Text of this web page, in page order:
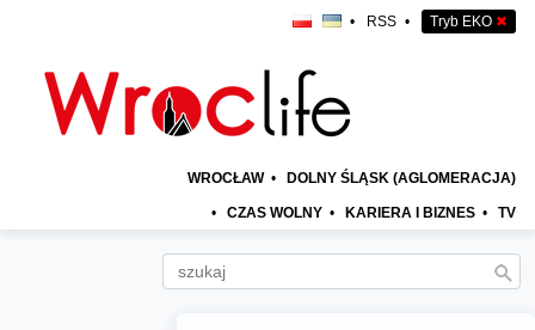
• RSS • Tryb EKO ✖
WROCŁAW • DOLNY ŚLĄSK (AGLOMERACJA)
• CZAS WOLNY • KARIERA I BIZNES • TV